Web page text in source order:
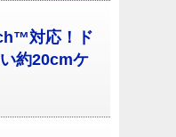
対応！ド
約20cmケ